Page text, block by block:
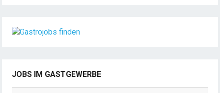
JOBS IM GASTGEWERBE